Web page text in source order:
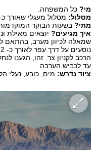
מי?כל המשפחה. ‏
מסלול: מסלול מעגלי שאורך כ-2-3 שעות הליכה
מתי?בשעות הבוקר
איך מגיעים?
שמאלה לכיוון מערב, בהתאם
הרכב לקניון ‏צר. זהו, הגענו
עד לכביש ‏הערבה. ‏
ציוד נדרש: מים, כובע, נעלי